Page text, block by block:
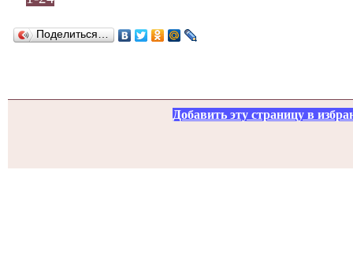
Поделиться…
Добавить эту страницу в